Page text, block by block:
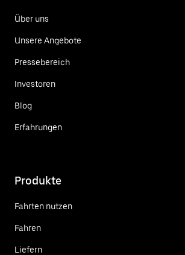
Über uns
Unsere Angebote
Pressebereich
Investoren
Blog
Erfahrungen
Produkte
Fahrten nutzen
Fahren
Liefern